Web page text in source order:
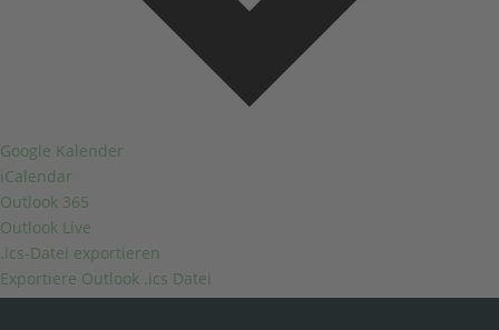
Google Kalender
iCalendar
Outlook 365
Outlook Live
.ics-Datei exportieren
Exportiere Outlook .ics Datei